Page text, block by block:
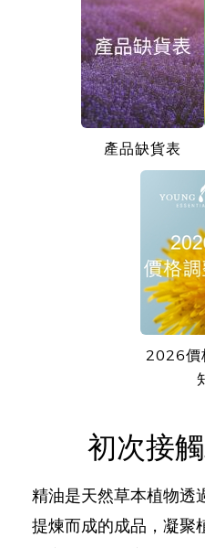
產品缺貨表
2026價
初次接
精油是天然草本植物透
提煉而成的成品，凝聚